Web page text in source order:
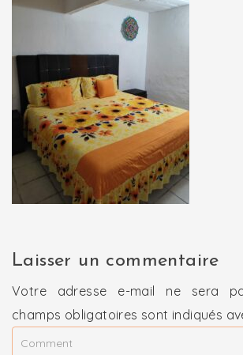
Laisser un commentaire
Votre adresse e-mail ne sera
champs obligatoires sont indiqués